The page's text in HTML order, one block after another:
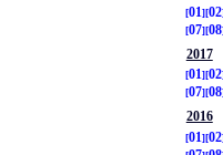
01 02
07 08
2017
01 02
07 08
2016
01
02